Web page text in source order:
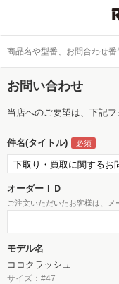
お問い合わせ
当店へのご要望は、下記
件名(タイトル)
オーダーＩＤ
ご注文いただいたお客様は、
モデル名
ココクラッシュ
サイズ：#47